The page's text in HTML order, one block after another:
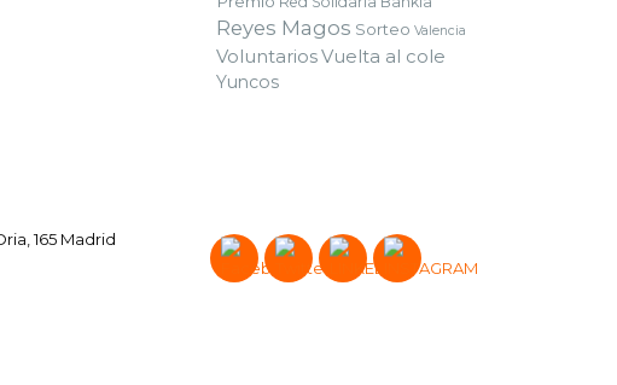
Reyes Magos Sorteo Valencia
VoluntariosVuelta al cole
Yuncos
165 Madrid